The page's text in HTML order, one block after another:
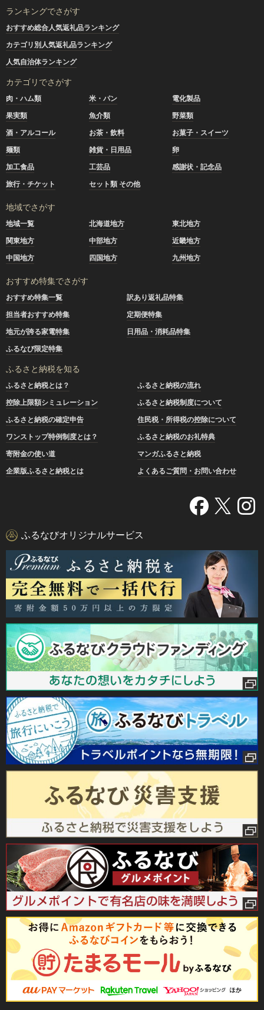
ランキングでさがす
おすすめ総合人気返礼品ランキング
カテゴリ別人気返礼品ランキング
人気自治体ランキング
カテゴリでさがす
肉・ハム類 米・パン
電化製品
果実類
魚介類
野菜類
酒・アルコール
お茶・飲料
お菓子・スイーツ
麺類
雑貨・日用品
卵
加工食品
工芸品
感謝状・記念品
旅行・チケット
セット類 その他
地域でさがす
地域一覧 北海道地方
東北地方
関東地方
中部地方
近畿地方
中国地方
四国地方 九州地方
おすすめ特集でさがす
おすすめ特集一覧
訳あり返礼品特集
担当者おすすめ特集
定期便特集
地元が誇る家電特集
日用品・消耗品特集
ふるなび限定特集
ふるさと納税を知る
ふるさと納税とは？
ふるさと納税の流れ
控除上限額シミュレーション
ふるさと納税制度について
ふるさと納税の確定申告
住民税・所得税の控除について
ワンストップ特例制度とは？
ふるさと納税のお礼特典
寄附金の使い道
マンガふるさと納税
企業版ふるさと納税とは
よくあるご質問・お問い合わせ
ふるなびオリジナルサービス